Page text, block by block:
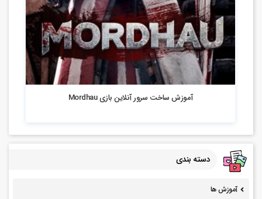
آموزش ساخت سرور آنلاین بازی Mordhau
دسته بندی
آموزش ها